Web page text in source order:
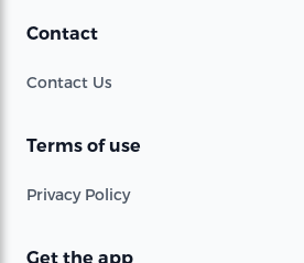
Contact
Contact Us
Terms of use
Privacy Policy
Get the app